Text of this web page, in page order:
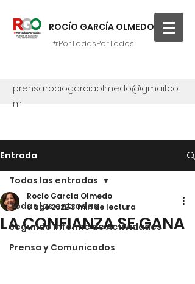
#PorTodasPorTodos
prensa.rociogarciaolmedo@gmail.co
m
ROCÍO GARCÍA OLMEDO
Entrada
Todas las entradas
Segundo Informe de Actividades
Prensa y Comunicados
Todas las entradas
LA CONFIANZA SE GANA
Rocío García Olmedo
8 ago 20223 min de lectura